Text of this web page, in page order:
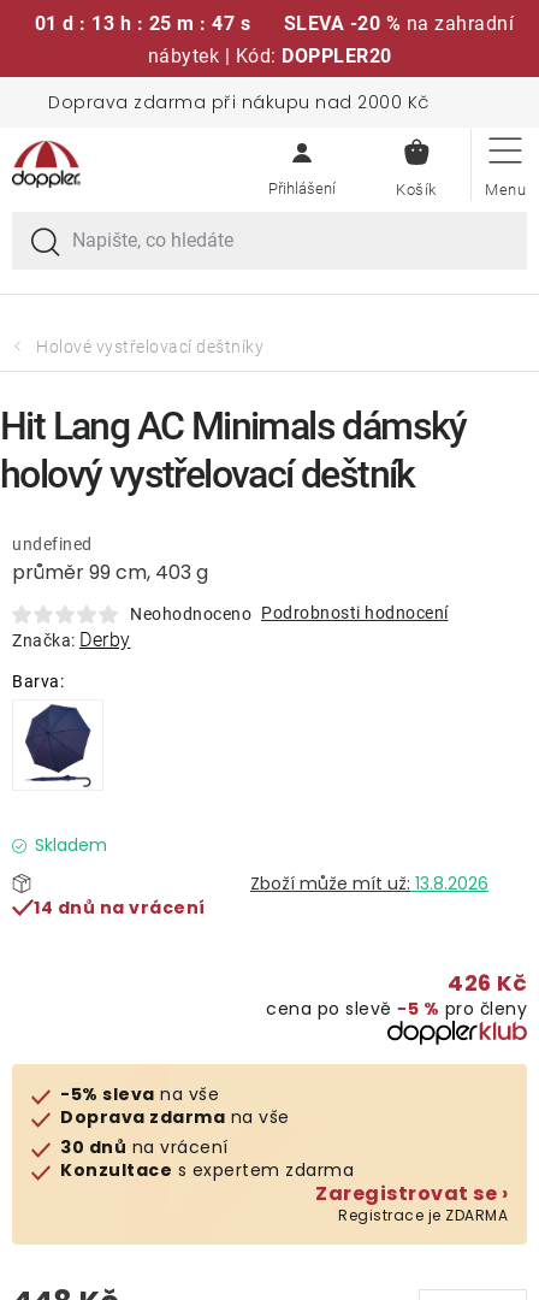
01 d : 13 h : 25 m : 46 s SLEVA -20 % na zahradní
nábytek | Kód: DOPPLER20
obsah
Doprava zdarma při nákupu nad 2000 Kč
KOŠÍK
Sedací soupravy
Slunečníky
Křesla a židle
Lavice a houpačky
Lehátka
Doplňky
Gastro produkty
Kolekce
Prodávané značky
Naše katalogy
O nás
Kontakty
Holové vystřelovací deštníky
průměr 99 cm, 403 g
undefined
Neohodnoceno Podrobnosti hodnocení
Značka: Derby
Skladem
13.8.2026
14 dnů na vrácení
426 Kč
cena po slevě −5 % pro členy
-5% sleva na vše
Doprava zdarma na vše
30 dnů na vrácení
Konzultace s expertem zdarma
Zaregistrovat se ›
Registrace je ZDARMA
Hit Lang AC Minimals dámský
holový vystřelovací deštník